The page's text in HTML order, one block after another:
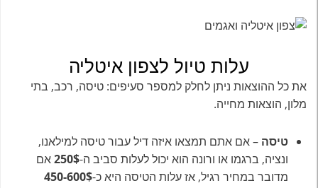
עלות טיול לצפון איטליה
את כל ההוצאות ניתן לחלק למספר סעיפים: טיסה, רכב, בתי
מלון, הוצאות מחייה.
טיסה – אם אתם תמצאו איזה דיל עבור טיסה למילאנו,
ונציה, ברגמו או ורונה הוא יכול לעלות סביב ה-250$אם
מדובר במחיר רגיל, אז עלות הטיסה היא כ-450-600$